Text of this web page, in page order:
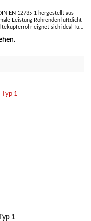
EN 12735-1 hergestellt aus
Leistung Rohrenden luftdicht
1